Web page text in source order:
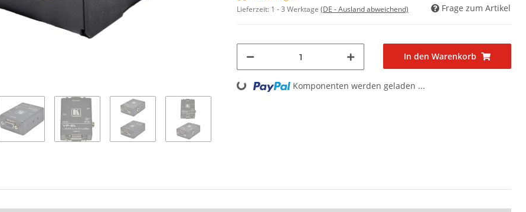
Lieferzeit: 1 - 3 Werktage (DE - Ausland abweichend) Frage zum Artikel
In den Warenkorb
Loading... Komponenten werden geladen ...